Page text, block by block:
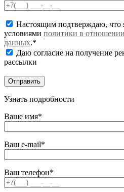
Настоящим подтверждаю, что
условиями политики в
данных.*
Даю согласие на получение
рассылки
Узнать подробности
Ваше имя*
Ваш e-mail*
Ваш телефон*